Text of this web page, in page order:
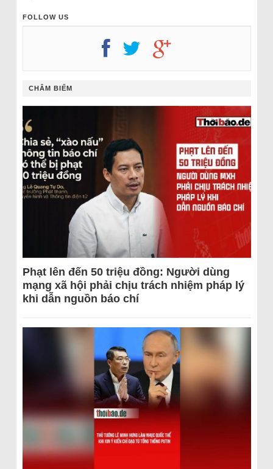
FOLLOW US
CHÂM BIẾM
Phạt lên đến 50 triệu đồng: Người dùng
mạng xã hội phải chịu trách nhiệm pháp lý
khi dẫn nguồn báo chí